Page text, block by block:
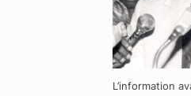
L’information